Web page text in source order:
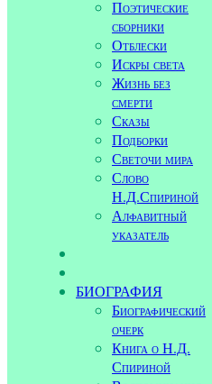
Поэтические
сборники
Отблески
Искры света
Жизнь без
смерти
Сказы
Подборки
Светочи мира
Слово
Н.Д.Спириной
Алфавитный
указатель
БИОГРАФИЯ
Биографический
очерк
Книга о Н.Д.
Спириной